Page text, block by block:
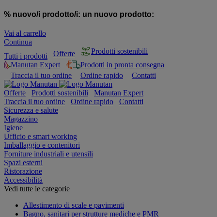
% nuovo/i prodotto/i: un nuovo prodotto:
Vai al carrello
Continua
Tutti i prodotti
Offerte
Prodotti sostenibili
Manutan Expert
Prodotti in pronta consegna
Traccia il tuo ordine
Ordine rapido Contatti
Offerte Prodotti sostenibili
Manutan Expert
Traccia il tuo ordine
Ordine rapido
Contatti
Sicurezza e salute
Magazzino
Igiene
Ufficio e smart working
Imballaggio e contenitori
Forniture industriali e utensili
Spazi esterni
Ristorazione
Accessibilità
Vedi tutte le categorie
Allestimento di scale e pavimenti
Bagno, sanitari per strutture mediche e PMR